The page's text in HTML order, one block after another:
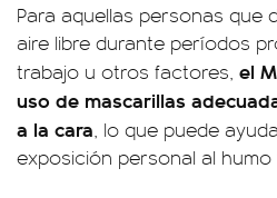
Para aquellas personas que
aire libre durante períodos
trabajo u otros factores, el
uso de mascarillas
a la cara, lo que puede
exposición personal al humo